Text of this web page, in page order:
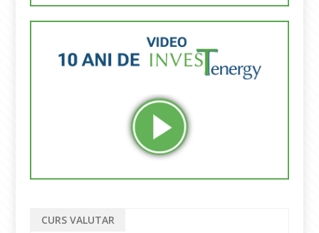
CURS VALUTAR